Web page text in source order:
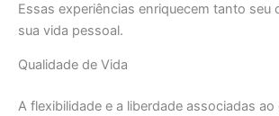
Essas experiências enriquecem tanto seu
sua vida pessoal.
Qualidade de Vida
A flexibilidade e a liberdade associadas ao